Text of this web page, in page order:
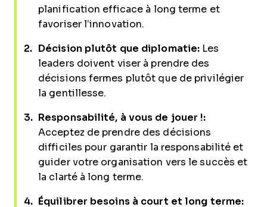
planification efficace à long terme et
favoriser l’innovation.
Décision plutôt que diplomatie: Les
leaders doivent viser à prendre des
décisions fermes plutôt que de privilégier
la gentillesse.
Responsabilité, à vous de jouer !:
Acceptez de prendre des décisions
difficiles pour garantir la responsabilité et
guider votre organisation vers le succès et
la clarté à long terme.
Équilibrer besoins à court et long terme: